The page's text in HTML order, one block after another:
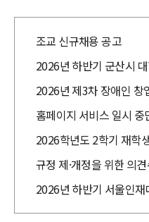
조교 신규채용 공고
2026년 하반기 군산시
내
2026년 제3차 장애인 창
홈페이지 서비스 일시 중
2026학년도 2학기 재학
규정 제·개정을 위한 의
2026년 하반기 서울인